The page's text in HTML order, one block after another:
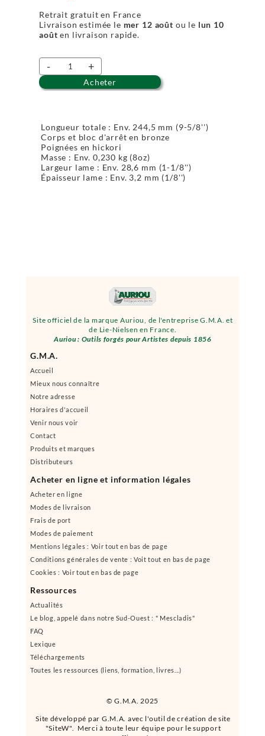
© G.M.A. 2025
Site officiel de la marque Auriou, de l'entreprise G.M.A. et
de Lie-Nielsen en France.
Auriou : Outils forgés pour Artistes depuis 1856
Site développé par G.M.A. avec l'outil de création de site
"SiteW". Merci à toute leur équipe pour le support
G.M.A.
Accueil
Mieux nous connaître
Notre adresse
Horaires d'accueil
Venir nous voir
Contact
Produits et marques
Distributeurs
Acheter en ligne et information légales
Acheter en ligne
Modes de livraison
Frais de port
Modes de paiement
Mentions légales : Voir tout en bas de page
Conditions générales de vente : Voit tout en bas de page
Cookies : Voir tout en bas de page
Ressources
Actualités
Le blog, appelé dans notre Sud-Ouest : " Mescladis"
FAQ
Lexique
Téléchargements
Toutes les ressources (liens, formation, livres...)
Retrait gratuit en France
Livraison estimée le mer 12 août ou le lun 10
août en livraison rapide.
- +
Acheter
Longueur totale : Env. 244,5 mm (9-5/8'')
Corps et bloc d'arrêt en bronze
Poignées en hickori
Masse : Env. 0,230 kg (8oz)
Largeur lame : Env. 28,6 mm (1-1/8'')
Épaisseur lame : Env. 3,2 mm (1/8'')